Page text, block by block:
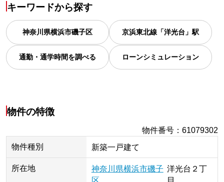
キーワードから探す
神奈川県横浜市磯子区 京浜東北線「洋光台」駅
通勤・通学時間を調べる ローンシミュレーション
物件の特徴
物件番号 ：61079302
物件種別
新築一戸建て
所在地 神奈川県横浜市磯子
区
洋光台 ２丁
目